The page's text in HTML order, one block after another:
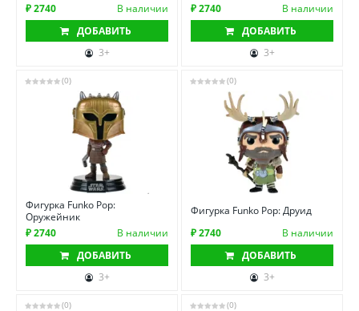
₽ 2740
В наличии
ДОБАВИТЬ
3+
₽ 2740
В наличии
ДОБАВИТЬ
3+
(0)
Фигурка Funko Pop:
Оружейник
₽ 2740
В наличии
ДОБАВИТЬ
3+
(0)
Фигурка Funko Pop: Друид
₽ 2740
В наличии
ДОБАВИТЬ
3+
(0) (0)